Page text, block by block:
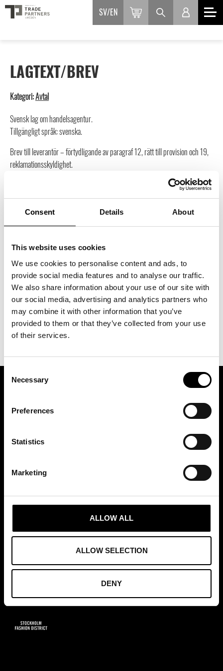
Consent Details About
This website uses cookies
We use cookies to personalise content and ads, to
provide social media features and to analyse our traffic.
We also share information about your use of our site with
our social media, advertising and analytics partners who
may combine it with other information that you’ve
provided to them or that they’ve collected from your use
of their services.
Selection
Necessary
Preferences
Statistics
Marketing
ALLOW ALL
ALLOW SELECTION
DENY
SV EN
LAGTEXT/BREV
Kategori:Avtal
Svensk lag om handelsagentur.
Tillgängligt språk: svenska.
Brev till leverantör – förtydligande av paragraf 12, rätt till provision och 19,
reklamationsskyldighet.
OBS Logga in för att ta del av kostnadsfria och rabatterade
avtal, du ser aktuell rabatt när du
300kr inkl. moms
LÄGG I VARUKORG
+46 (0)8 411 00 22
GRUNDARE AV